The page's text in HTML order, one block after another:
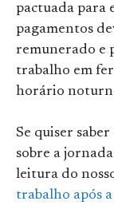
pactuada para
pagamentos
remunerado e
trabalho em
horário
Se quiser
sobre a
leitura do
trabalho após